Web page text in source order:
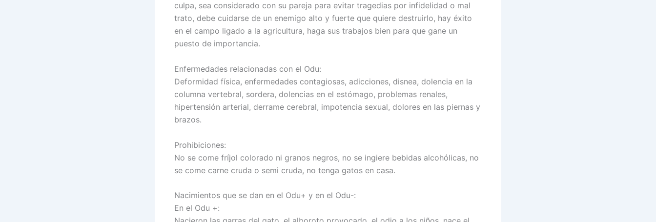
culpa, sea considerado con su pareja para evitar tragedias por infidelidad o mal
trato, debe cuidarse de un enemigo alto y fuerte que quiere destruirlo, hay éxito
en el campo ligado a la agricultura, haga sus trabajos bien para que gane un
puesto de importancia.
Enfermedades relacionadas con el Odu:
Deformidad física, enfermedades contagiosas, adicciones, disnea, dolencia en la
columna vertebral, sordera, dolencias en el estómago, problemas renales,
hipertensión arterial, derrame cerebral, impotencia sexual, dolores en las piernas y
brazos.
Prohibiciones:
No se come fríjol colorado ni granos negros, no se ingiere bebidas alcohólicas, no
se come carne cruda o semi cruda, no tenga gatos en casa.
Nacimientos que se dan en el Odu+ y en el Odu-:
En el Odu +: